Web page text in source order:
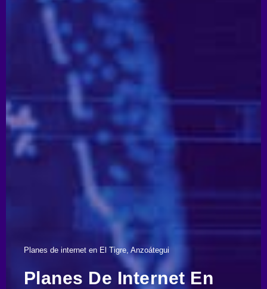
Planes de internet en El Tigre, Anzoátegui
Planes De Internet En